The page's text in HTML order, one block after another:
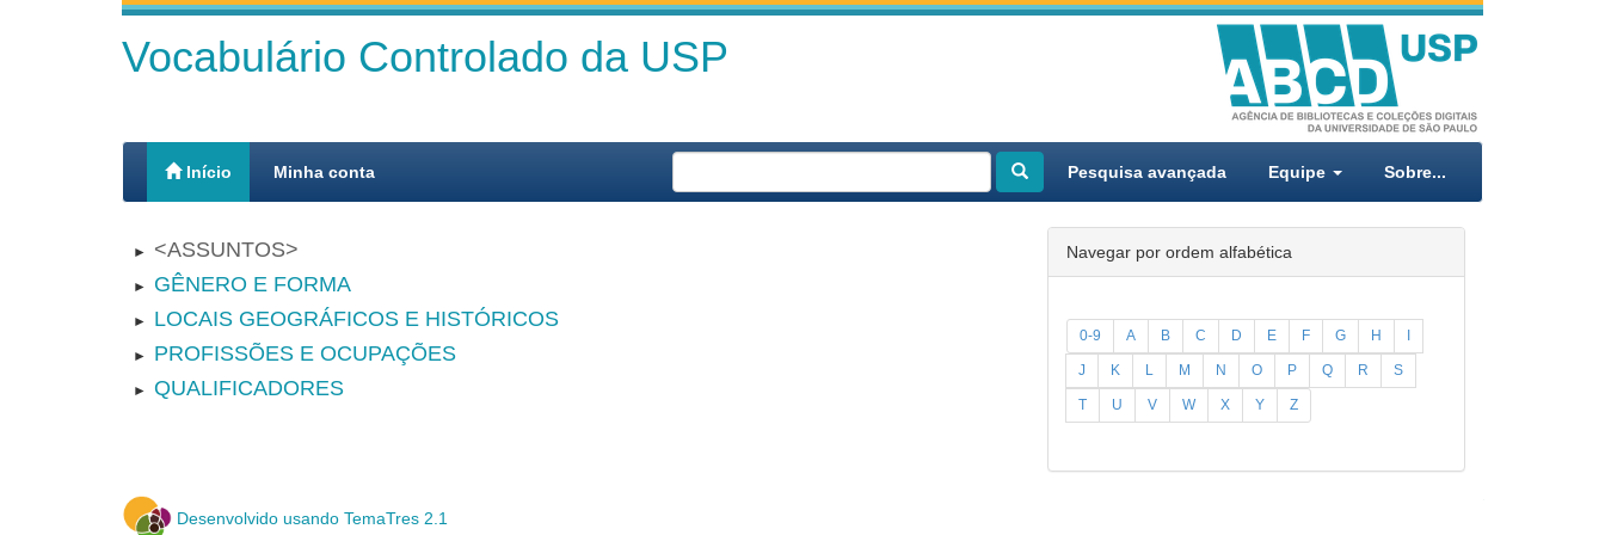
Vocabulário Controlado da USP
Início Minha conta Pesquisa avançada Equipe Sobre...
► ASSUNTOS
► GÊNERO E FORMA
► LOCAIS GEOGRÁFICOS E HISTÓRICOS
► PROFISSÕES E OCUPAÇÕES
► QUALIFICADORES
Navegar por ordem alfabética
0-9 A B C D E F G H I
J K L M N O P Q R S
T U V W X Y Z
Desenvolvido usando TemaTres 2.1